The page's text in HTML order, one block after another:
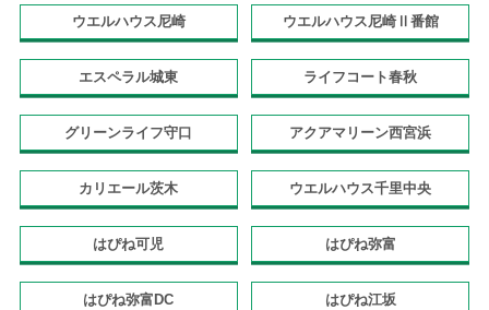
ウエルハウス尼崎 ウエルハウス尼崎Ⅱ番館
エスペラル城東 ライフコート春秋
グリーンライフ守口 アクアマリーン西宮浜
カリエール茨木 ウエルハウス千里中央
はぴね可児 はぴね弥富
はぴね弥富DC はぴね江坂